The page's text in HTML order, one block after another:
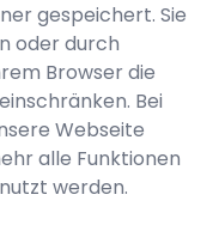
gespeichert. Sie
oder durch
Browser die
Bei
Webseite
alle Funktionen
werden.